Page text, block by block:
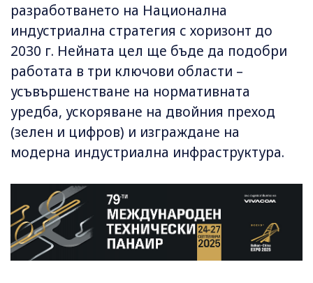
разработването на Национална
индустриална стратегия с хоризонт до
2030 г. Нейната цел ще бъде да подобри
работата в три ключови области –
усъвършенстване на нормативната
уредба, ускоряване на двойния преход
(зелен и цифров) и изграждане на
модерна индустриална инфраструктура.